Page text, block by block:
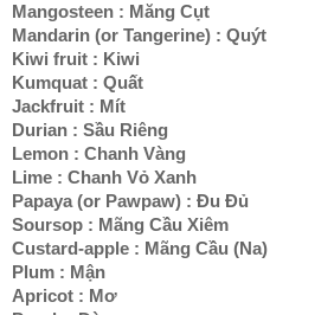
Mangosteen : Măng Cụt
Mandarin (or Tangerine) : Quýt
Kiwi fruit : Kiwi
Kumquat : Quất
Jackfruit : Mít
Durian : Sầu Riêng
Lemon : Chanh Vàng
Lime : Chanh Vỏ Xanh
Papaya (or Pawpaw) : Đu Đủ
Soursop : Mãng Cầu Xiêm
Custard-apple : Mãng Cầu (Na)
Plum : Mận
Apricot : Mơ